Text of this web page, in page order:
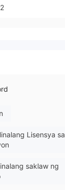
Lisensya sa
saklaw ng